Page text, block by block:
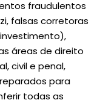
fraudulentos
falsas corretoras
áreas de direito
civil e penal,
para
todas as